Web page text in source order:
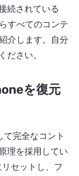
続されている
すべてのコンテ
介します。自分
ださい。
を復元
完全なコント
理を採用してい
セットし、フ